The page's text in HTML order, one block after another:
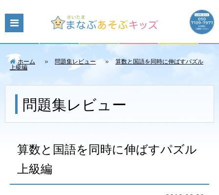
ホーム 問題集レビュー
算数と国語を同時に伸ばすパズル
上級編
問題集レビュー
算数と国語を同時に伸ばすパズル
上級編